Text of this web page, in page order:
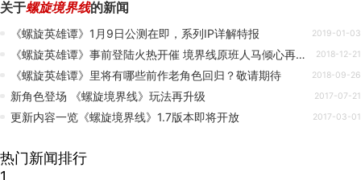
关于螺旋境界线的新闻
《螺旋英雄谭》1月9日公测在即，系列IP详解特报 2019-01-03
《螺旋英雄谭》事前登陆火热开催 境界线原班人马倾心再现新冒险 2018-12-21
《螺旋英雄谭》里将有哪些前作老角色回归？敬请期待 2018-09-26
新角色登场 《螺旋境界线》玩法再升级 2017-07-21
更新内容一览《螺旋境界线》1.7版本即将开放 2017-03-01
热门新闻排行
1